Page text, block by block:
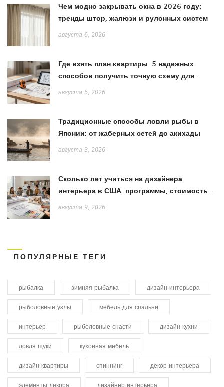
Чем модно закрывать окна в 2026 году:
тренды штор, жалюзи и рулонных систем
августа 6, 2026
Где взять план квартиры: 5 надежных
способов получить точную схему для
ремонта
августа 5, 2026
Традиционные способы ловли рыбы в
Японии: от жаберных сетей до акихады
августа 3, 2026
Сколько лет учиться на дизайнера
интерьера в США: программы, стоимость и
путь к карьере
августа 9, 2026
ПОПУЛЯРНЫЕ ТЕГИ
рыбалка зимняя рыбалка дизайн интерьера
рыболовные узлы мебель для спальни
интерьер рыболовные снасти дизайн кухни
ловля щуки кухонная мебель
дизайн квартиры спиннинг декор интерьера
элементы декора дизайнер интерьера